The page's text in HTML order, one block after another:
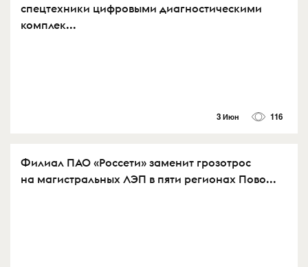
спецтехники цифровыми диагностическими
комплек...
3 Июн 116
Филиал ПАО «Россети» заменит грозотрос
на магистральных ЛЭП в пяти регионах Пово...